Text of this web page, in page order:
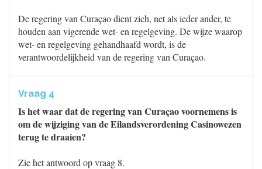
De regering van Curaçao dient zich, net als ieder ander, te
houden aan vigerende wet- en regelgeving. De wijze waarop
wet- en regelgeving gehandhaafd wordt, is de
verantwoordelijkheid van de regering van Curaçao.
Vraag 4
Is het waar dat de regering van Curaçao voornemens is
om de wijziging van de Eilandsverordening Casinowezen
terug te draaien?
Zie het antwoord op vraag 8.